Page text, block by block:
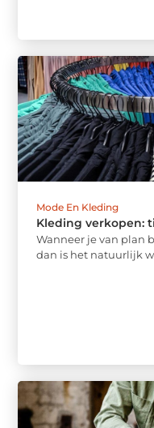
Mode En Kleding
Kleding verkopen:
Wanneer je van plan
dan is het natuurlijk